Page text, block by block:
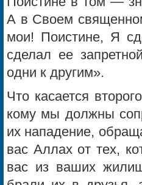
А в Своем
мои! Поистине, Я
сделал ее
одни к другим».
Что касается
кому мы должны
их на­падение,
вас Аллах от тех,
вас из ваших